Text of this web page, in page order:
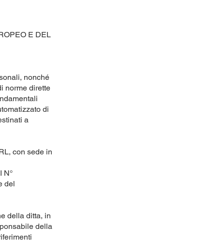
E DEL
nonché
norme dirette
di
a
con sede in
N°
del
della ditta, in
della